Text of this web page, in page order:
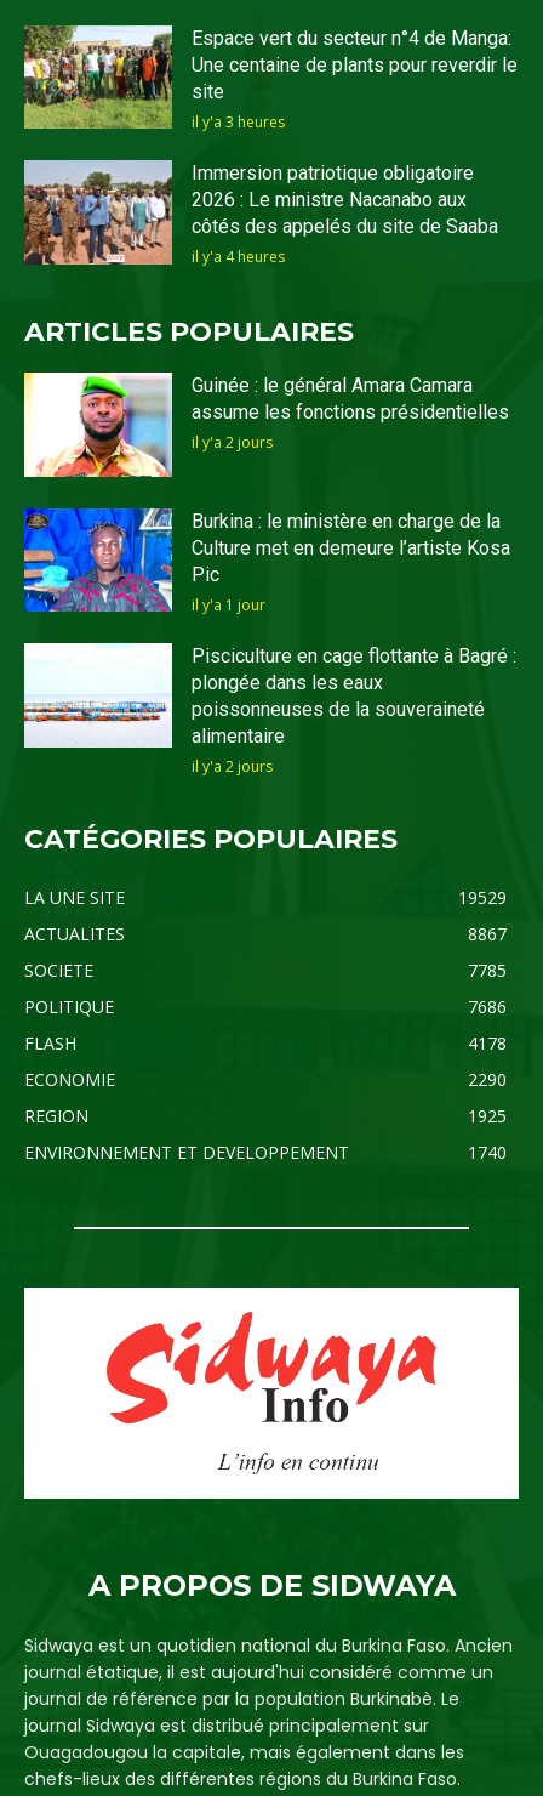
Espace vert du secteur n°4 de Manga:
Une centaine de plants pour reverdir le
site
il y'a 3 heures
Immersion patriotique obligatoire
2026 : Le ministre Nacanabo aux
côtés des appelés du site de Saaba
il y'a 4 heures
ARTICLES POPULAIRES
Guinée : le général Amara Camara
assume les fonctions présidentielles
il y'a 2 jours
Burkina : le ministère en charge de la
Culture met en demeure l’artiste Kosa
Pic
il y'a 1 jour
Pisciculture en cage flottante à Bagré :
plongée dans les eaux
poissonneuses de la souveraineté
alimentaire
il y'a 2 jours
CATÉGORIES POPULAIRES
LA UNE SITE
19529
ACTUALITES
8867
SOCIETE
7785
POLITIQUE
7686
FLASH
4178
ECONOMIE
2290
REGION
1925
ENVIRONNEMENT ET DEVELOPPEMENT
1740
A PROPOS DE SIDWAYA
Sidwaya est un quotidien national du Burkina Faso. Ancien
journal étatique, il est aujourd'hui considéré comme un
journal de référence par la population Burkinabè. Le
journal Sidwaya est distribué principalement sur
Ouagadougou la capitale, mais également dans les
chefs-lieux des différentes régions du Burkina Faso.